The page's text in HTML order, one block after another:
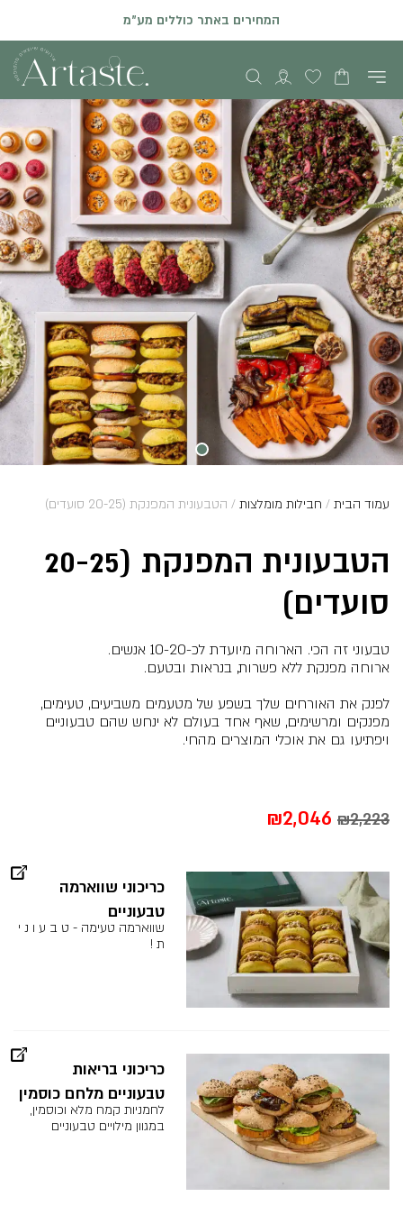
הזמנות און ליין באתר יתקבלו עד שני ימי עסקים קודם לאירוע
המחירים באתר כוללים מע"מ
עמוד הבית / חבילות מומלצות / הטבעונית המפנקת (20-25 סועדים)
הטבעונית המפנקת (20-25
סועדים)
טבעוני זה הכי. הארוחה מיועדת לכ-10-20 אנשים.
ארוחה מפנקת ללא פשרות, בנראות ובטעם.
לפנק את האורחים שלך בשפע של מטעמים משביעים, טעימים,
מפנקים ומרשימים, שאף אחד בעולם לא ינחש שהם טבעוניים
ויפתיעו גם את אוכלי המוצרים מהחי.
₪2,223
המחיר
היה:
₪2,223.
₪2,046
הוא:
₪2,046.
כריכוני שווארמה
טבעוניים
שווארמה טעימה - ט ב ע ו נ י
ת !
כריכוני בריאות
טבעוניים מלחם כוסמין
לחמניות קמח מלא וכוסמין,
במגוון מילויים טבעוניים